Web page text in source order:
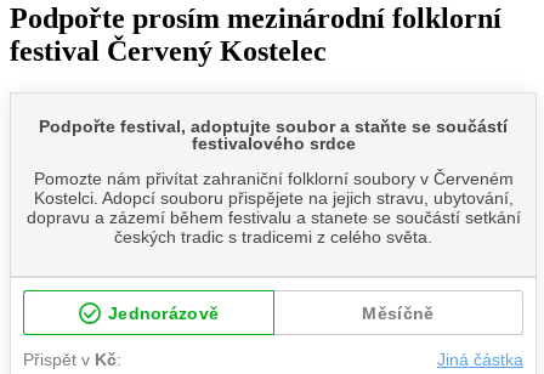
Podpořte prosím mezinárodní folklorní
festival Červený Kostelec